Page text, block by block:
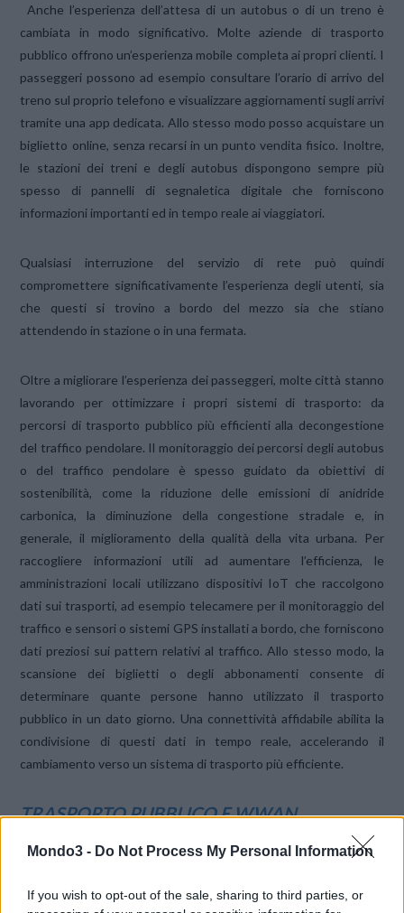
Mondo3 - Do Not Process My Personal Information
If you wish to opt-out of the sale, sharing to third parties, or
Anche l’esperienza dell’attesa di un autobus o di un treno è
cambiata in modo significativo. Molte aziende di trasporto
pubblico offrono un’esperienza mobile completa ai propri clienti. I
passeggeri possono ad esempio consultare l’orario di arrivo del
treno sul proprio telefono e visualizzare aggiornamenti sugli arrivi
tramite una app dedicata. Allo stesso modo posso acquistare un
biglietto online, senza recarsi in un punto vendita fisico. Inoltre,
le stazioni dei treni e degli autobus dispongono sempre più
spesso di pannelli di segnaletica digitale che forniscono
informazioni importanti ed in tempo reale ai viaggiatori.
Qualsiasi interruzione del servizio di rete può quindi
compromettere significativamente l’esperienza degli utenti, sia
che questi si trovino a bordo del mezzo sia che stiano
attendendo in stazione o in una fermata.
Oltre a migliorare l’esperienza dei passeggeri, molte città stanno
lavorando per ottimizzare i propri sistemi di trasporto: da
percorsi di trasporto pubblico più efficienti alla decongestione
del traffico pendolare. Il monitoraggio dei percorsi degli autobus
o del traffico pendolare è spesso guidato da obiettivi di
sostenibilità, come la riduzione delle emissioni di anidride
carbonica, la diminuzione della congestione stradale e, in
generale, il miglioramento della qualità della vita urbana. Per
raccogliere informazioni utili ad aumentare l’efficienza, le
amministrazioni locali utilizzano dispositivi IoT che raccolgono
dati sui trasporti, ad esempio telecamere per il monitoraggio del
traffico e sensori o sistemi GPS installati a bordo, che forniscono
dati preziosi sui pattern relativi al traffico. Allo stesso modo, la
scansione dei biglietti o degli abbonamenti consente di
determinare quante persone hanno utilizzato il trasporto
pubblico in un dato giorno. Una connettività affidabile abilita la
condivisione di questi dati in tempo reale, accelerando il
cambiamento verso un sistema di trasporto più efficiente.
TRASPORTO PUBBLICO E WWAN
Una soluzione WWAN completa, in grado di sfruttare 5G e Wi-
Fi, garantisce l’affidabilità della rete che è alla base delle attuali
possono ricevere dati dai dispositivi di bordo che registrano